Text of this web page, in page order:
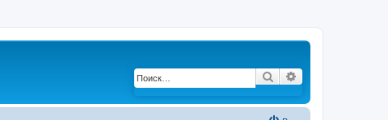
Поиск